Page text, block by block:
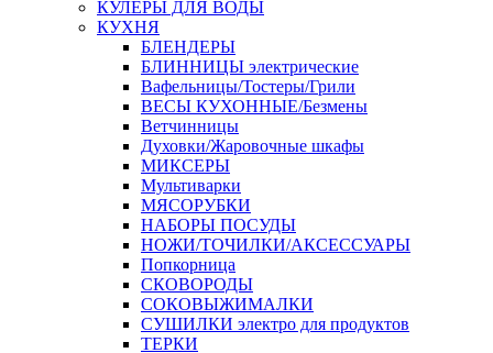
КУЛЕРЫ ДЛЯ ВОДЫ
КУХНЯ
БЛЕНДЕРЫ
БЛИННИЦЫ электрические
Вафельницы/Тостеры/Грили
ВЕСЫ КУХОННЫЕ/Безмены
Ветчинницы
Духовки/Жаровочные шкафы
МИКСЕРЫ
Мультиварки
МЯСОРУБКИ
НАБОРЫ ПОСУДЫ
НОЖИ/ТОЧИЛКИ/АКСЕССУАРЫ
Попкорница
СКОВОРОДЫ
СОКОВЫЖИМАЛКИ
СУШИЛКИ электро для продуктов
ТЕРКИ